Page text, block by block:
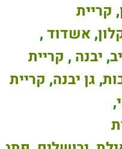
, קריית
, אשדוד ,
, יבנה , קריית
, גן יבנה, קריית
,